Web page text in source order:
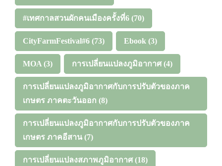
#เทศกาลสวนผักคนเมืองครั้งที่6 (70)
CityFarmFestival#6 (73) Ebook (3)
MOA (3) การเปลี่ยนแปลงภูมิอากาศ(4)
การเปลี่ยนแปลงภูมิอากาศกับการปรับตัวของภาค
เกษตร ภาคตะวันออก (8)
การเปลี่ยนแปลงภูมิอากาศกับการปรับตัวของภาค
เกษตร ภาคอีสาน (7)
การเปลี่ยนแปลงสภาพภูมิอากาศ(18)